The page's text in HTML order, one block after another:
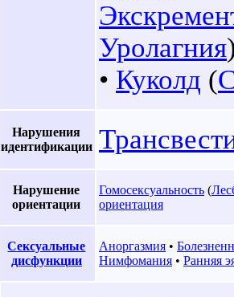
Уролагния
• Куколд (
Нарушения
идентификации
Нарушение
ориентации
Гомосексуальность (
ориентация
Сексуальные
дисфункции
Аноргазмия •
Нимфомания • Ранняя